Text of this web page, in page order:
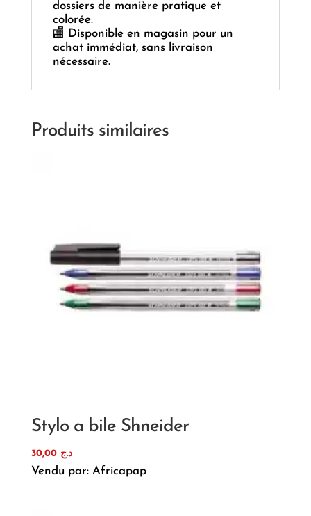
dossiers de manière pratique et
colorée.
🏬 Disponible en magasin pour un
achat immédiat, sans livraison
nécessaire.
Produits similaires
Stylo a bile Shneider
د.ج 30,00
Vendu par: Africapap